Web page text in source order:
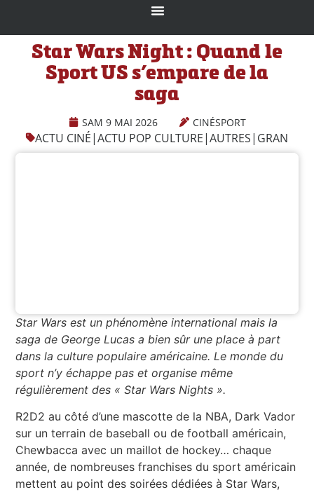
Star Wars Night : Quand le
Sport US s’empare de la
saga
SAM 9 MAI 2026 CINÉSPORT
ACTU CINÉ|ACTU POP CULTURE|AUTRES| GRAND
Star Wars est un phénomène international mais la
saga de George Lucas a bien sûr une place à part
dans la culture populaire américaine. Le monde du
sport n’y échappe pas et organise même
régulièrement des « Star Wars Nights ».
R2D2 au côté d’une mascotte de la NBA, Dark Vador
sur un terrain de baseball ou de football américain,
Chewbacca avec un maillot de hockey… chaque
année, de nombreuses franchises du sport américain
mettent au point des soirées dédiées à Star Wars,